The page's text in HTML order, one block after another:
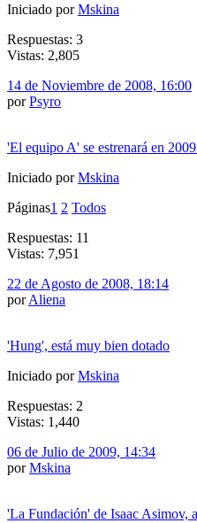
Iniciado porMskina
Respuestas: 3
Vistas: 2,805
14 de Noviembre de 2008, 16:00
porPsyro
'El equipo A' se estrenará en
Iniciado porMskina
Páginas1 2 Todos
Respuestas: 11
Vistas: 7,951
22 de Agosto de 2008, 18:14
porAliena
'Hung', está muy bien dotado
Iniciado porMskina
Respuestas: 2
Vistas: 1,440
06 de Julio de 2009, 14:34
porMskina
'La Fundación' de Isaac Asimov,